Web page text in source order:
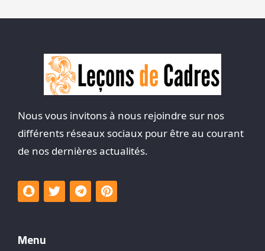
Nous vous invitons à nous rejoindre sur nos
différents réseaux sociaux pour être au courant
de nos dernières actualités.
Menu